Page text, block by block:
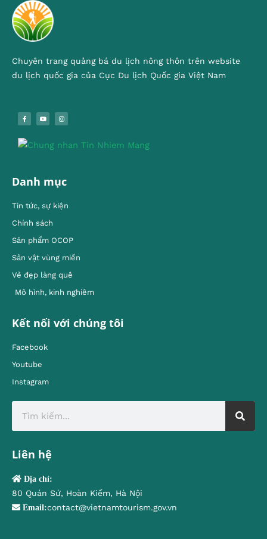
Chuyên trang quảng bá du lịch nông thôn trên website
du lịch quốc gia của Cục Du lịch Quốc gia Việt Nam
Danh mục
Tin tức, sự kiện
Chính sách
Sản phẩm OCOP
Sản vật vùng miền
Vẻ đẹp làng quê
Mô hình, kinh nghiêm
Kết nối với chúng tôi
Facebook
Youtube
Instagram
Liên hệ
Địa chỉ:
80 Quán Sứ, Hoàn Kiếm, Hà Nội
Email:contact@vietnamtourism.gov.vn